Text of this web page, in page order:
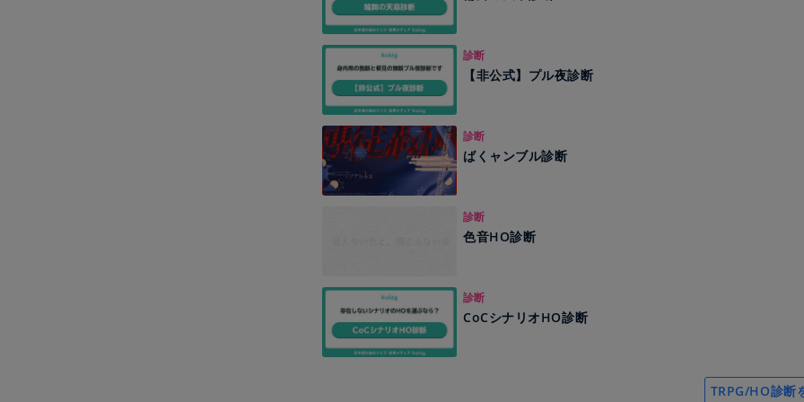
診断
【非公式】プル夜診断
診断
ばくャンブル診断
診断
色音HO診断
診断
CoCシナリオHO診断
TRPG/HO診断